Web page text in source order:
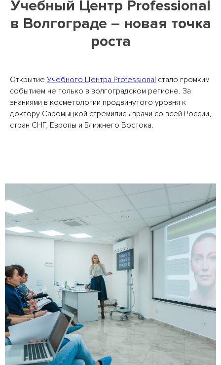
Учебный Центр Professional
в Волгограде – новая точка
роста
Открытие Учебного Центра Professional стало громким
событием не только в волгоградском регионе. За
знаниями в косметологии продвинутого уровня к
доктору Саромыцкой стремились врачи со всей России,
стран СНГ, Европы и Ближнего Востока.